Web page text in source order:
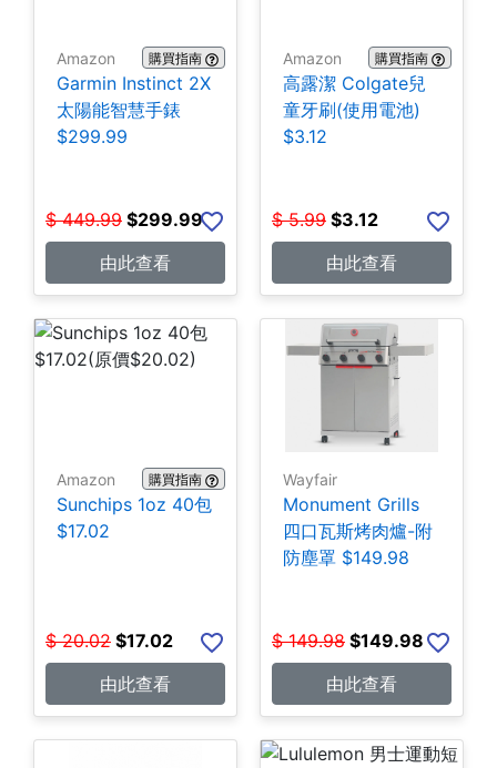
Amazon 購買指南
Garmin Instinct 2X
太陽能智慧手錶
$299.99
$ 449.99 $299.99
由此查看
Amazon 購買指南
高露潔 Colgate兒
童牙刷(使用電池)
$3.12
$ 5.99 $3.12
由此查看
Amazon 購買指南
Sunchips 1oz 40包
$17.02
$ 20.02 $17.02
由此查看
Wayfair
Monument Grills
四口瓦斯烤肉爐-附
防塵罩 $149.98
$ 149.98 $149.98
由此查看